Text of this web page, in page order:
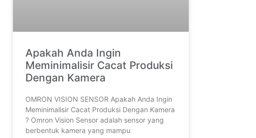
Apakah Anda Ingin
Meminimalisir Cacat Produksi
Dengan Kamera
OMRON VISION SENSOR Apakah Anda Ingin
Meminimalisir Cacat Produksi Dengan Kamera
? Omron Vision Sensor adalah sensor yang
berbentuk kamera yang mampu